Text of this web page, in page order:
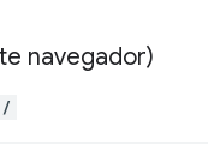
navegador)